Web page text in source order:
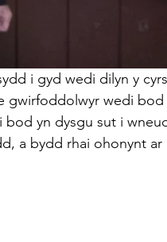
i gyd wedi dilyn y
gwirfoddolwyr wedi bod
yn dysgu sut i
a bydd rhai ohonynt ar